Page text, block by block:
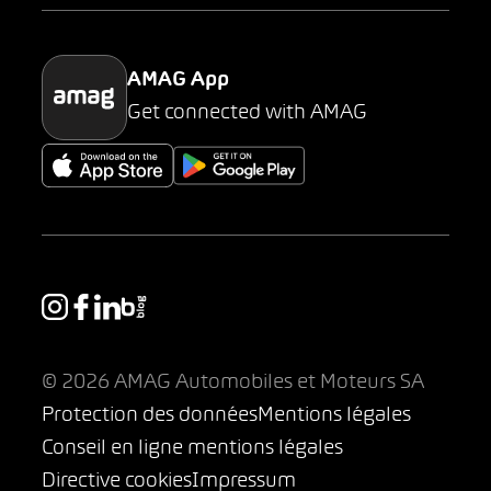
Parking
AMAG App
Get connected with AMAG
© 2026 AMAG Automobiles et Moteurs SA
Protection des donnéesMentions légales
Conseil en ligne mentions légales
Directive cookiesImpressum